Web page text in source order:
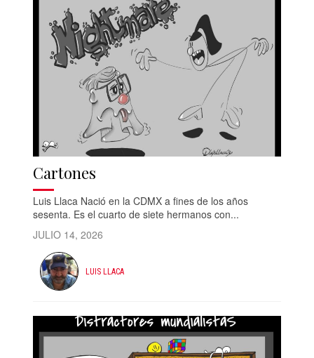
Cartones
Luis Llaca Nació en la CDMX a fines de los años
sesenta. Es el cuarto de siete hermanos con...
JULIO 14, 2026
LUIS LLACA